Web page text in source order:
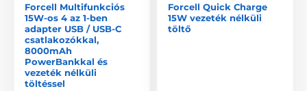
Forcell Multifunkciós
15W-os 4 az 1-ben
adapter USB / USB-C
csatlakozókkal,
8000mAh
PowerBankkal és
vezeték nélküli
töltéssel
Forcell Quick Charge
15W vezeték nélküli
töltő